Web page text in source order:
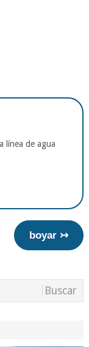
línea de agua
boyar ↣